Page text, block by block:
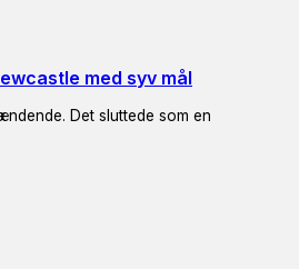
med syv mål
Det sluttede som en